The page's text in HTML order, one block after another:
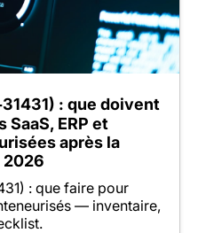
: que doivent
ERP et
après la
2026
: que faire pour
— inventaire,